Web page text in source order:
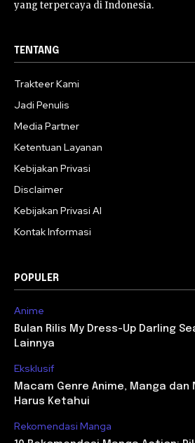
yang terpercaya di Indonesia.
TENTANG
Trakteer Kami
Jadi Penulis
Media Partner
Ketentuan Layanan
Kebijakan Privasi
Disclaimer
Kebijakan Privasi AI
Kontak Informasi
POPULER
Anime
Bulan Rilis My Dress-Up Darling
Lainnya
Eksklusif
Macam Genre Anime, Manga dan
Harus Ketahui
Rekomendasi Manga